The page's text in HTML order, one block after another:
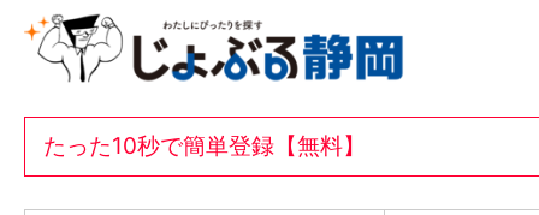
たった10秒で簡単登録【無料】